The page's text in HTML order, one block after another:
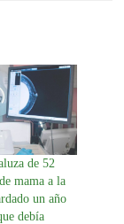
de 52
mama a la
un año
debía